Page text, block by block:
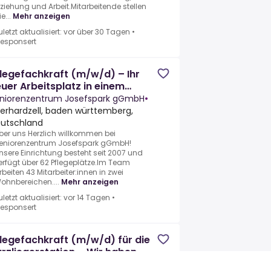
und Arbeit.Mitarbeitende stellen
Mehr anzeigen
aktualisiert: vor über 30 Tagen •
(m/w/d) – Ihr
Arbeitsplatz in einem
auf das Sie zählen können!
Josefspark gGmbH•
baden württemberg,
uns Herzlich willkommen bei
Josefspark gGmbH!
Einrichtung besteht seit 2007 und
über 62 Pflegeplätze.Im Team
43 Mitarbeiter:innen in zwei
Mehr anzeigen
aktualisiert: vor 14 Tagen •
(m/w/d) für die
– Wir haben